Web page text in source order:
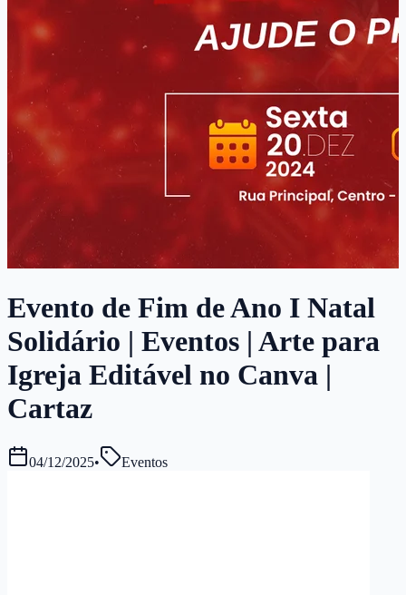
Evento de Fim de Ano I Natal
Solidário | Eventos | Arte para
Igreja Editável no Canva |
Cartaz
04/12/2025• Eventos